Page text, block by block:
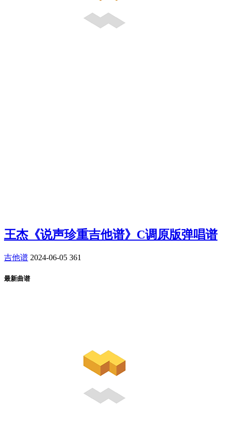
王杰《说声珍重吉他谱》C调原版弹唱谱
吉他谱 2024-06-05 361
最新曲谱